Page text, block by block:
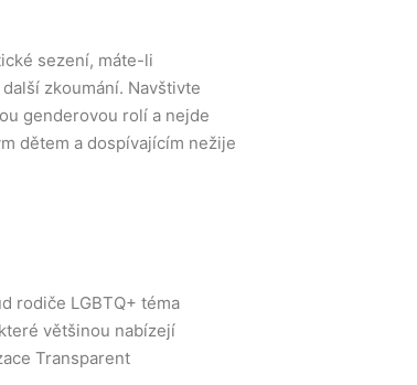
sezení, máte-li
zkoumání. Navštivte
genderovou rolí a nejde
dětem a dospívajícím nežije
rodiče LGBTQ+ téma
většinou nabízejí
Transparent